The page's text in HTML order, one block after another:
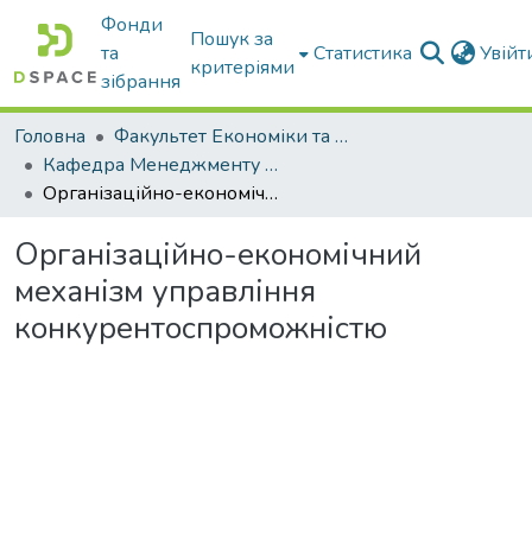
Фонди
та
зібрання
Пошук за
критеріями
Статистика
Головна
Факультет Економіки та бізнесу
Кафедра Менеджменту та публічного адміністрування
Організаційно-економічний механізм управління конкурентоспроможністю
Організаційно-економічний
механізм управління
конкурентоспроможністю